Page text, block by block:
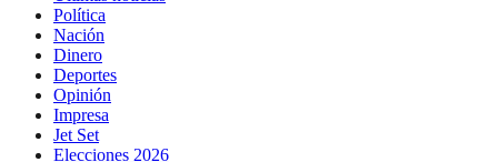
Política
Nación
Dinero
Deportes
Opinión
Impresa
Jet Set
Elecciones 2026